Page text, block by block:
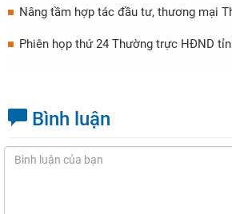
Nâng tầm hợp tác đầu tư, thương mại
Phiên họp thứ 24 Thường trực HĐND
Bình luận